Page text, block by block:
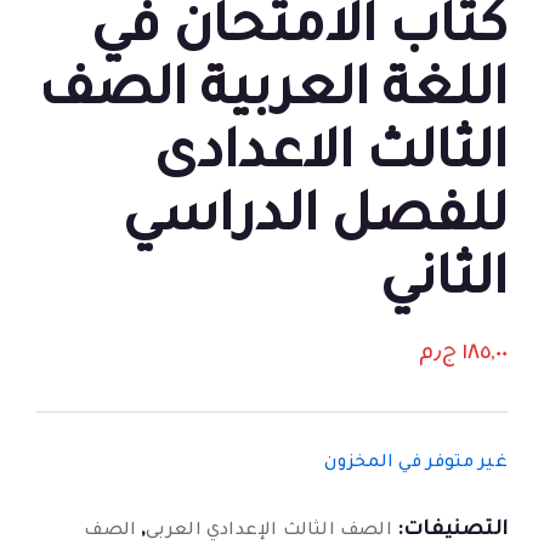
كتاب الامتحان في
اللغة العربية الصف
الثالث الاعدادى
للفصل الدراسي
الثاني
١٨٥,٠٠ ج٫م
غير متوفر في المخزون
التصنيفات: الصف الثالث الإعدادي العربى, الصف